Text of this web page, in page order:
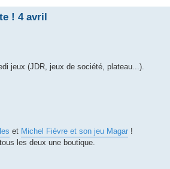
! 4 avril
jeux (JDR, jeux de société, plateau...).
et Michel Fièvre et son jeu Magar !
les deux une boutique.